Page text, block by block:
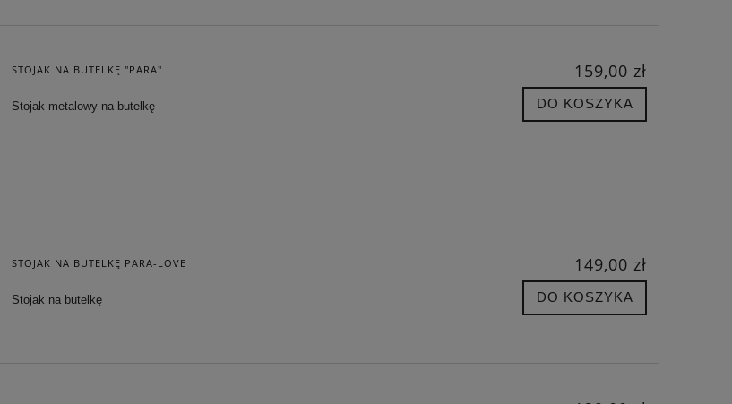
STOJAK NA BUTELKĘ "PARA"
Stojak metalowy na butelkę
159,00 zł
DO KOSZYKA
STOJAK NA BUTELKĘ PARA-LOVE
Stojak na butelkę
149,00 zł
DO KOSZYKA